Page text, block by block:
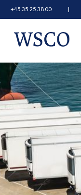
+45 35 25 38 00